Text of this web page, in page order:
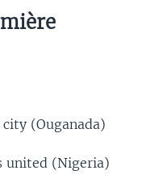
(Ouganada)
united (Nigeria)